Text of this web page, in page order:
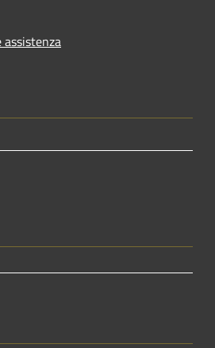
assistenza